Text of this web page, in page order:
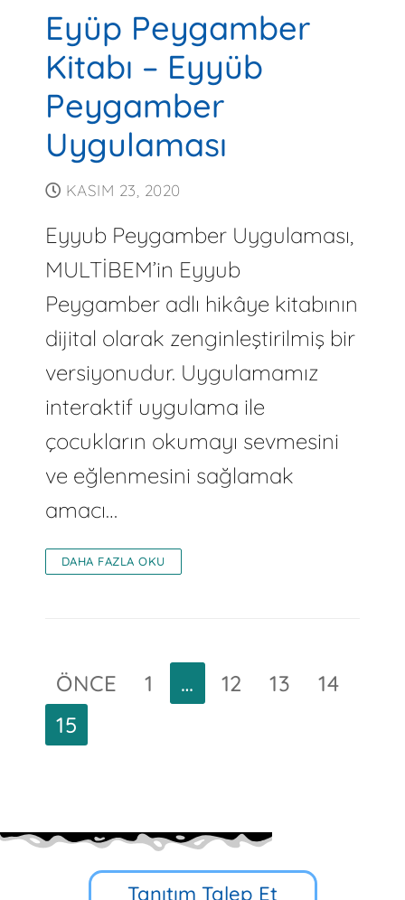
Eyüp Peygamber
Kitabı – Eyyüb
Peygamber
Uygulaması
KASIM 23, 2020
Eyyub Peygamber Uygulaması,
MULTİBEM’in Eyyub
Peygamber adlı hikâye kitabının
dijital olarak zenginleştirilmiş bir
versiyonudur. Uygulamamız
interaktif uygulama ile
çocukların okumayı sevmesini
ve eğlenmesini sağlamak
amacı…
DAHA FAZLA OKU
ÖNCE 1 … 12 13
14
15
Tanıtım Talep Et